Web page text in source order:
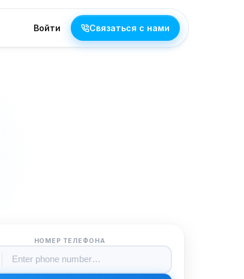
Войти Связаться с нами
НОМЕР ТЕЛЕФОНА